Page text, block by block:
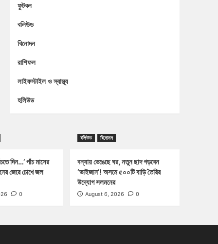
ফুটবল
বলিউড
বিনোদন
রাশিফল
লাইফস্টাইল ও স্বাস্থ্য
হলিউড
দিন…’ পাঁচ মাসের
জেরে চোখে জল
0
বলিউড বিনোদন
বন্যায় ভেঙেছে ঘর, নতুন ছাদ গড়বেন
‘ভাইজান’! অসমে ৫০০টি বাড়ি তৈরির
উদ্যোগ সলমনের
August 6, 2026 0